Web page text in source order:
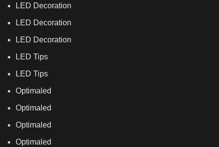
LED Decoration
LED Decoration
LED Decoration
LED Tips
LED Tips
Optimaled
Optimaled
Optimaled
Optimaled